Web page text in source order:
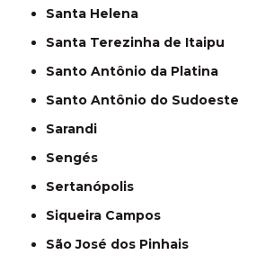
Santa Helena
Santa Terezinha de Itaipu
Santo Antônio da Platina
Santo Antônio do Sudoeste
Sarandi
Sengés
Sertanópolis
Siqueira Campos
São José dos Pinhais